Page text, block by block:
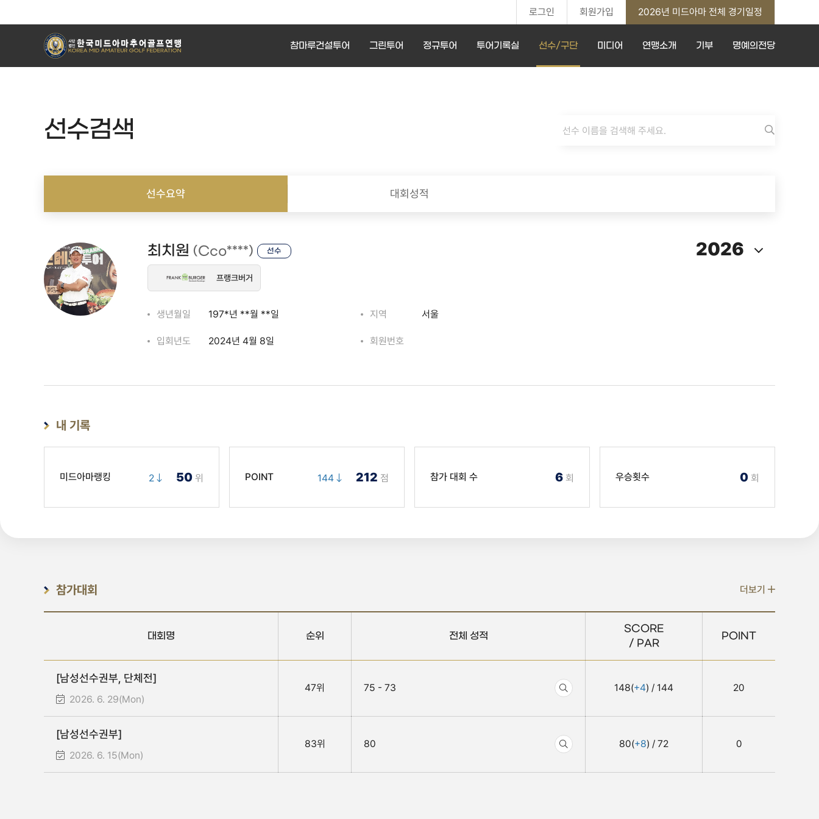
로그인 회원가입 2026년 미드아마 전체 경기일정
참마루건설투어 그린투어 정규투어 투어기록실 선수/구단 미디어 연맹소개 기부 명예의전당
선수검색
선수요약 대회성적
최치원 (Cco****) 선수
프랭크버거
생년월일 197*년 **월 **일 지역 서울
입회년도 2024년 4월 8일 회원번호
2026
내 기록
미드아마랭킹 2 50 위 POINT 144 212 점 참가 대회 수 6 회 우승횟수 0 회
참가대회 더보기
대회명 순위 전체 성적
SCORE
/ PAR
POINT
[남성선수권부, 단체전]
2026. 6. 29(Mon)
47위 75 - 73 148(+4) / 144 20
[남성선수권부]
2026. 6. 15(Mon)
83위 80 80(+8) / 72 0